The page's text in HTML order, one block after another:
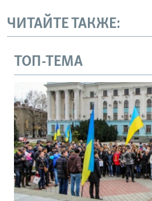
ЧИТАЙТЕ ТАКЖЕ:
ТОП-ТЕМА